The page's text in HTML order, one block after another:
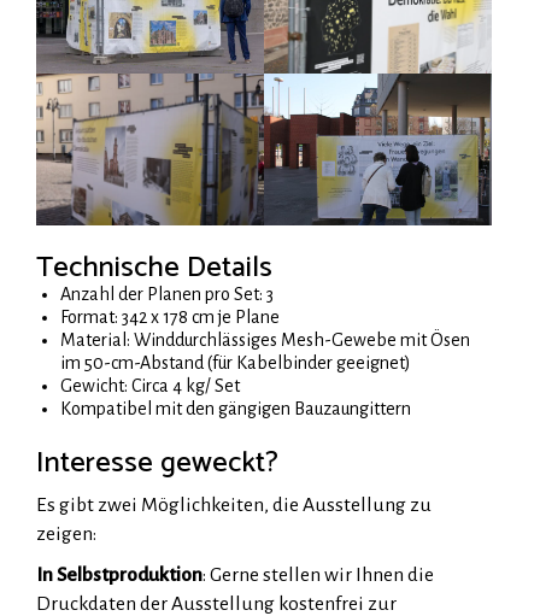
Technische Details
Anzahl der Planen pro Set: 3
Format: 342 x 178 cm je Plane
Material: Winddurchlässiges Mesh-Gewebe mit Ösen
im 50-cm-Abstand (für Kabelbinder geeignet)
Gewicht: Circa 4 kg/ Set
Kompatibel mit den gängigen Bauzaungittern
Interesse geweckt?
Es gibt zwei Möglichkeiten, die Ausstellung zu
zeigen:
In Selbstproduktion: Gerne stellen wir Ihnen die
Druckdaten der Ausstellung kostenfrei zur